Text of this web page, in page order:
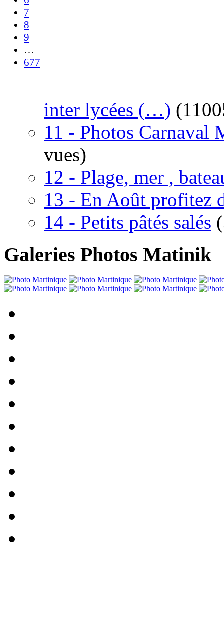
7
8
9
…
677
inter lycées (…)
11 - Photos
vues)
12 - Plage, mer ,
13 - En Août profitez
14 - Petits pâtés salés
Galeries Photos Matinik